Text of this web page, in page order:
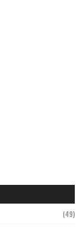
(49)